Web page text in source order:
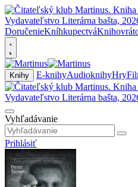
DoručenieKníhkupectvá
Knihy E-knihyAudioknihyHry
Vyhľadávanie
Prihlásiť